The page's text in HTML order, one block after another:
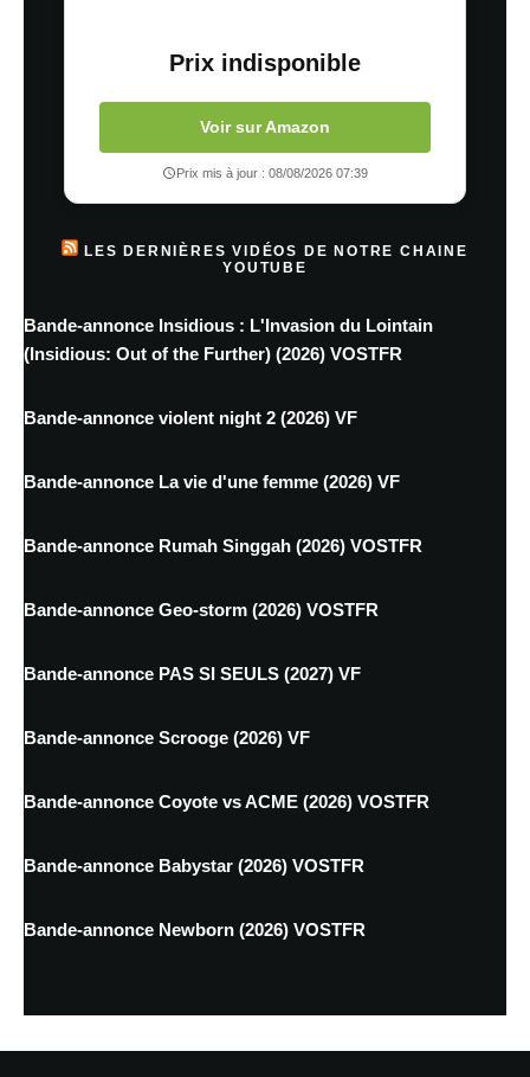
Prix indisponible
Voir sur Amazon
Prix mis à jour : 08/08/2026 07:39
LES DERNIÈRES VIDÉOS DE NOTRE CHAINE
YOUTUBE
Bande-annonce Insidious : L'Invasion du Lointain
(Insidious: Out of the Further) (2026) VOSTFR
Bande-annonce violent night 2 (2026) VF
Bande-annonce La vie d'une femme (2026) VF
Bande-annonce Rumah Singgah (2026) VOSTFR
Bande-annonce Geo-storm (2026) VOSTFR
Bande-annonce PAS SI SEULS (2027) VF
Bande-annonce Scrooge (2026) VF
Bande-annonce Coyote vs ACME (2026) VOSTFR
Bande-annonce Babystar (2026) VOSTFR
Bande-annonce Newborn (2026) VOSTFR